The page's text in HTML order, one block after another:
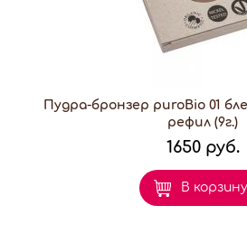
Пудра-бронзер puroBio 01
рефил (9г.)
1650 руб.
В корзину